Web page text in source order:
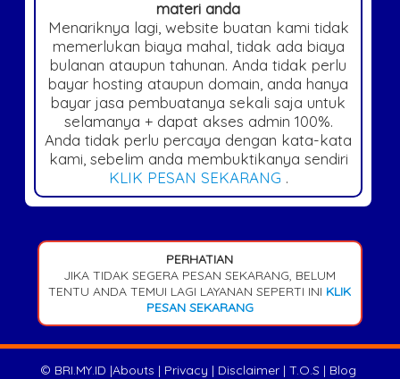
materi anda
Menariknya lagi, website buatan kami tidak
memerlukan biaya mahal, tidak ada biaya
bulanan ataupun tahunan. Anda tidak perlu
bayar hosting ataupun domain, anda hanya
bayar jasa pembuatanya sekali saja untuk
selamanya + dapat akses admin 100%.
Anda tidak perlu percaya dengan kata-kata
kami, sebelim anda membuktikanya sendiri
KLIK PESAN SEKARANG .
PERHATIAN
JIKA TIDAK SEGERA PESAN SEKARANG, BELUM
TENTU ANDA TEMUI LAGI LAYANAN SEPERTI INI KLIK
PESAN SEKARANG
© BRI.MY.ID |Abouts | Privacy | Disclaimer| T.O.S | Blog